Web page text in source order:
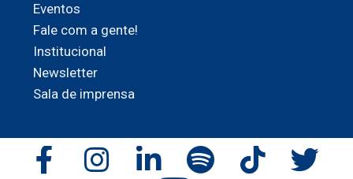
Eventos
Fale com a gente!
Institucional
Newsletter
Sala de imprensa